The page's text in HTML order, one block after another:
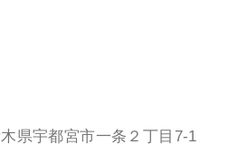
県宇都宮市一条２丁目7-1